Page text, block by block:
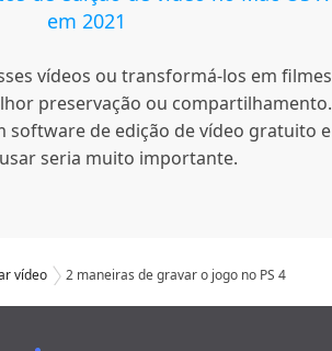
em 2021
vídeos ou transformá-los em filmes
preservação ou compartilhamento.
software de edição de vídeo gratuito e
seria muito importante.
vídeo 2 maneiras de gravar o jogo no PS 4